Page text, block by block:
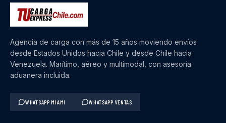
Agencia de carga con más de 15 años moviendo envíos
desde Estados Unidos hacia Chile y desde Chile hacia
Venezuela. Marítimo, aéreo y multimodal, con asesoría
aduanera incluida.
WHATSAPP MIAMI WHATSAPP VENTAS